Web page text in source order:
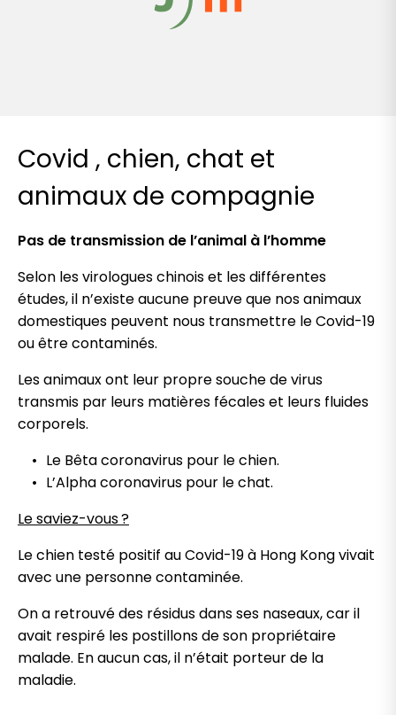
Covid , chien, chat et
animaux de compagnie
Pas de transmission de l’animal à l’homme
Selon les virologues chinois et les différentes
études, il n’existe aucune preuve que nos animaux
domestiques peuvent nous transmettre le Covid-19
ou être contaminés.
Les animaux ont leur propre souche de virus
transmis par leurs matières fécales et leurs fluides
corporels.
Le Bêta coronavirus pour le chien.
L’Alpha coronavirus pour le chat.
Le saviez-vous ?
Le chien testé positif au Covid-19 à Hong Kong vivait
avec une personne contaminée.
On a retrouvé des résidus dans ses naseaux, car il
avait respiré les postillons de son propriétaire
malade. En aucun cas, il n’était porteur de la
maladie.